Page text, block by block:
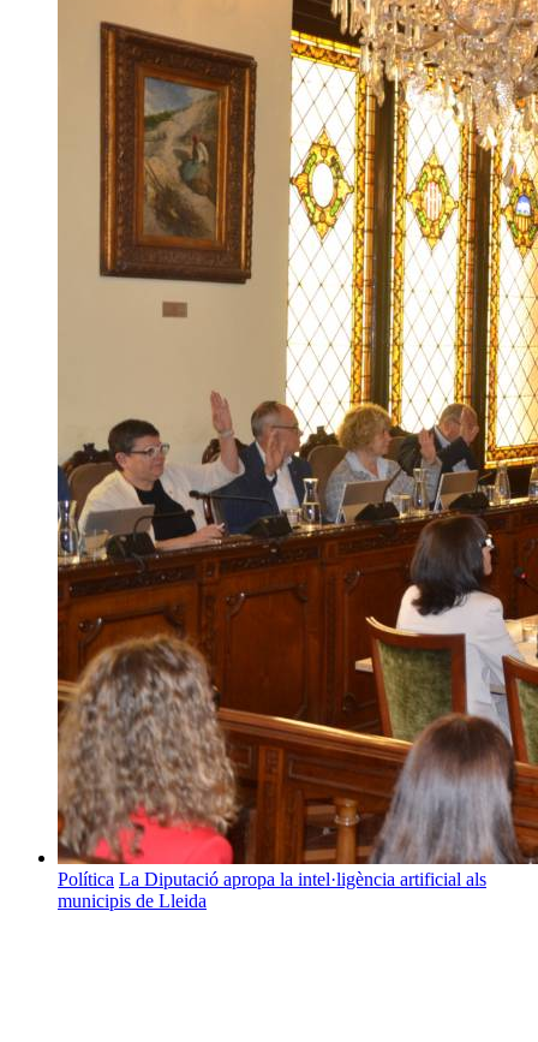
Política La Diputació apropa la intel·ligència artificial als
municipis de Lleida